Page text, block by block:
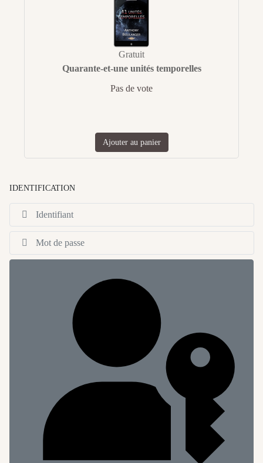
Gratuit
Quarante-et-une unités temporelles
Pas de vote
Ajouter au panier
IDENTIFICATION